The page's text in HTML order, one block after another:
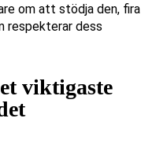
om att stödja den, fira
respekterar dess
viktigaste